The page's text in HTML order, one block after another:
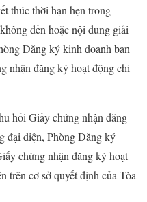
thúc thời hạn hẹn trong
đến hoặc nội dung giải
Đăng ký kinh doanh ban
nhận đăng ký hoạt động chi
hồi Giấy chứng nhận đăng
đại diện, Phòng Đăng ký
chứng nhận đăng ký hoạt
trên cơ sở quyết định của Tòa